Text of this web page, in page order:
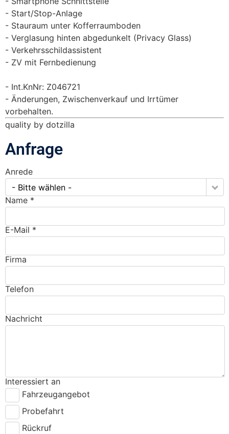
Start/Stop-Anlage
Stauraum unter Kofferraumboden
Verglasung hinten abgedunkelt (Privacy Glass)
Verkehrsschildassistent
ZV mit Fernbedienung
Int.KnNr: Z046721
Änderungen, Zwischenverkauf und Irrtümer
vorbehalten.
quality by dotzilla
Anfrage
Anrede
- Bitte wählen -
Name *
E-Mail *
Firma
Telefon
Nachricht
Interessiert an
Fahrzeugangebot
Probefahrt
Rückruf